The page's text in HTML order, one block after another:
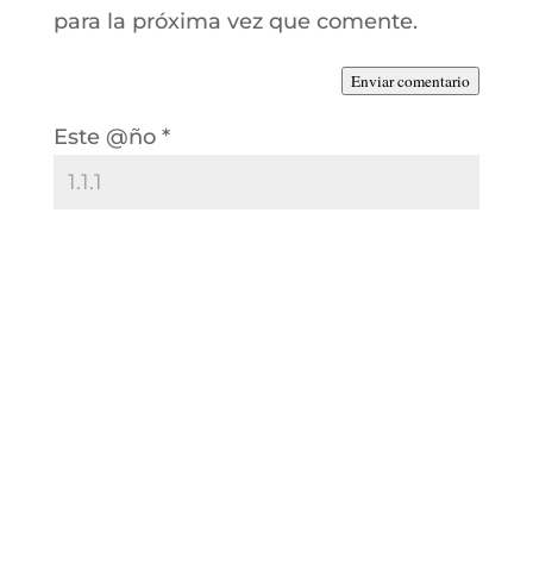
para la próxima vez que comente.
Enviar comentario
Este @ño *